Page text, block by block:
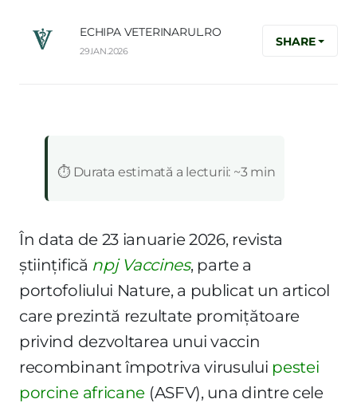
ECHIPA VETERINARUL.RO
29.IAN.2026
SHARE
⏱️ Durata estimată a lecturii: ~3 min
În data de 23 ianuarie 2026, revista
științifică npj Vaccines, parte a
portofoliului Nature, a publicat un articol
care prezintă rezultate promițătoare
privind dezvoltarea unui vaccin
recombinant împotriva virusului pestei
porcine africane (ASFV), una dintre cele